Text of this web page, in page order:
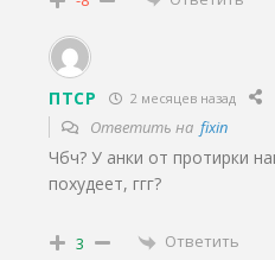
ПТСР 2 месяцев назад
Ответить на fixin
Чбч? У анки от протирки
похудеет, ггг?
3 Ответить